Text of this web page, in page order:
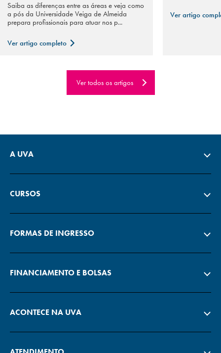
Saiba as diferenças entre as áreas e veja como
a pós da Universidade Veiga de Almeida
prepara profissionais para atuar nos p...
Ver artigo completo
Ver artigo
Ver todos os artigos
A UVA
CURSOS
FORMAS DE INGRESSO
FINANCIAMENTO E BOLSAS
ACONTECE NA UVA